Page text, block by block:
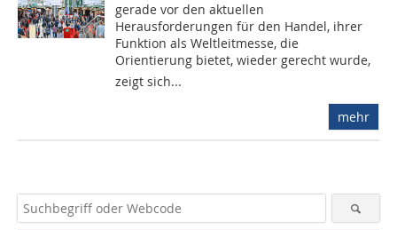
gerade vor den aktuellen
Herausforderungen für den Handel, ihrer
Funktion als Weltleitmesse, die
Orientierung bietet, wieder gerecht wurde,
zeigt sich...
mehr